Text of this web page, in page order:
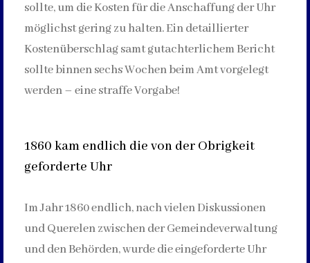
sollte, um die Kosten für die Anschaffung der Uhr
möglichst gering zu halten. Ein detaillierter
Kostenüberschlag samt gutachterlichem Bericht
sollte binnen sechs Wochen beim Amt vorgelegt
werden – eine straffe Vorgabe!
1860 kam endlich die von der Obrigkeit
geforderte Uhr
Im Jahr 1860 endlich, nach vielen Diskussionen
und Querelen zwischen der Gemeindeverwaltung
und den Behörden, wurde die eingeforderte Uhr